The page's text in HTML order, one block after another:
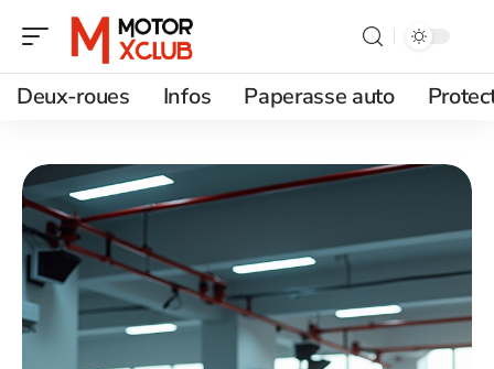
Deux-roues Infos Paperasse auto